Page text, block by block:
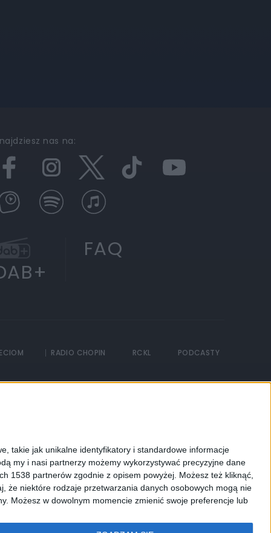
takie jak unikalne identyfikatory i standardowe informacje
my i nasi partnerzy możemy wykorzystywać precyzyjne dane
1538 partnerów zgodnie z opisem powyżej. Możesz też kliknąć,
że niektóre rodzaje przetwarzania danych osobowych mogą nie
Możesz w dowolnym momencie zmienić swoje preferencje lub
nas na:
FAQ
RADIO CHOPIN RCKL PODCASTY